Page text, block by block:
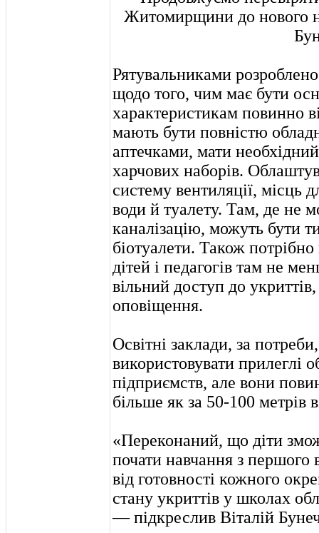
Рятувальниками
щодо того, чим має бути
характеристикам повинно
мають бути повністю
аптечками, мати
харчових наборів.
систему вентиляції, місць
води й туалету. Там, де не
каналізацію, можуть бути
біотуалети. Також
дітей і педагогів там не
вільний доступ до
оповіщення.
Освітні заклади, за
використовувати прилеглі
підприємств, але вони
більше як за 50-100 метрів
«Переконаний, що діти
почати навчання з першого
від готовності кожного
стану укриттів у школах
— підкреслив Віталій